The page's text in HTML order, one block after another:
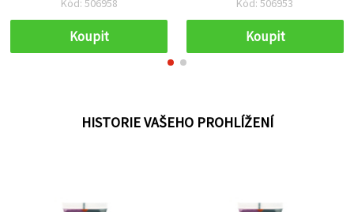
Koupit Koupit
HISTORIE VAŠEHO PROHLÍŽENÍ